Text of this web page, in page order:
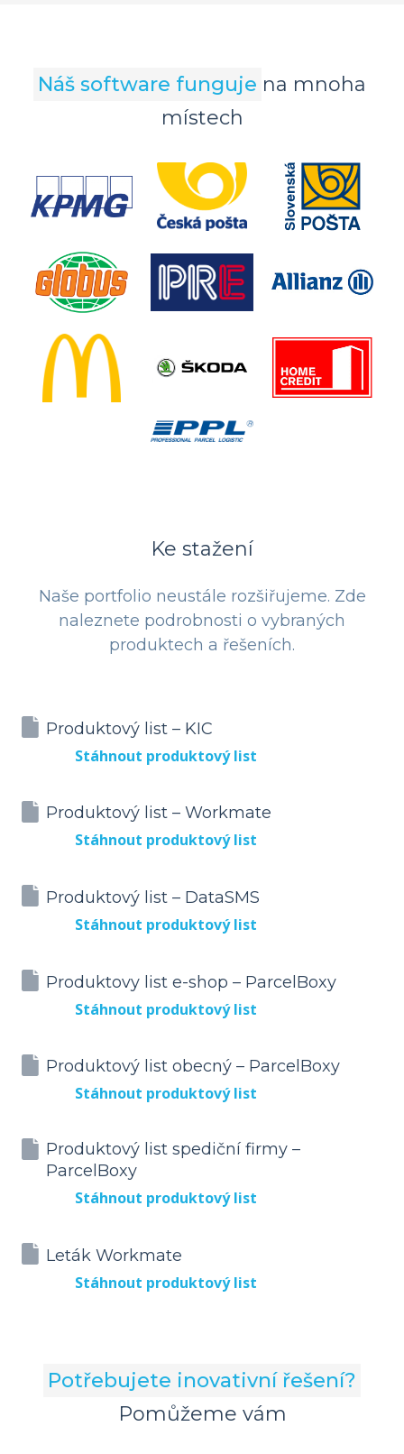
Náš software funguje na mnoha
místech
Ke stažení
Naše portfolio neustále rozšiřujeme. Zde
naleznete podrobnosti o vybraných
produktech a řešeních.
Produktový list – KIC
Stáhnout produktový list
Produktový list – Workmate
Stáhnout produktový list
Produktový list – DataSMS
Stáhnout produktový list
Produktovy list e-shop – ParcelBoxy
Stáhnout produktový list
Produktový list obecný – ParcelBoxy
Stáhnout produktový list
Produktový list spediční firmy –
ParcelBoxy
Stáhnout produktový list
Leták Workmate
Stáhnout produktový list
Potřebujete inovativní řešení?
Pomůžeme vám